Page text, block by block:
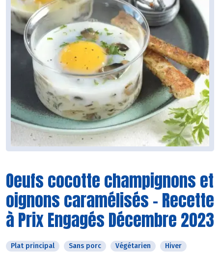
Oeufs cocotte champignons et
oignons caramélisés - Recette
à Prix Engagés Décembre 2023
Plat principal Sans porc Végétarien Hiver